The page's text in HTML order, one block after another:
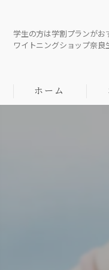
学生の方は学割プランがお
ワイトニングショップ奈良
ホーム